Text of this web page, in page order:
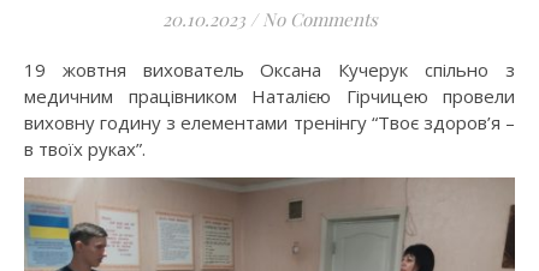
20.10.2023 / No Comments
19 жовтня вихователь Оксана Кучерук спільно з
медичним працівником Наталією Гірчицею провели
виховну годину з елементами тренінгу “Твоє здоров’я –
в твоїх руках”.